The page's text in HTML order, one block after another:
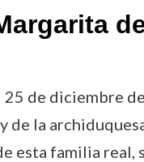
de diciembre
de la
esta familia